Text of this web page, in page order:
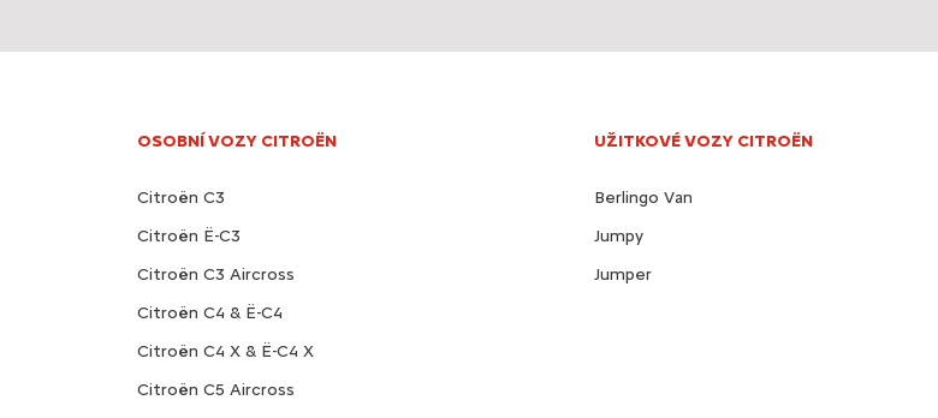
OSOBNÍ VOZY CITROËN
Citroën C3
Citroën Ë-C3
Citroën C3 Aircross
Citroën C4 & Ë-C4
Citroën C4 X & Ë-C4 X
Citroën C5 Aircross
UŽITKOVÉ VOZY CITROËN
Berlingo Van
Jumpy
Jumper